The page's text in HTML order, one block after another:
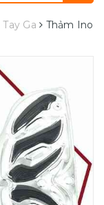
Ga
Thảm Ino